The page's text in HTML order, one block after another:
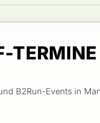
TERMINE
B2Run-Events in